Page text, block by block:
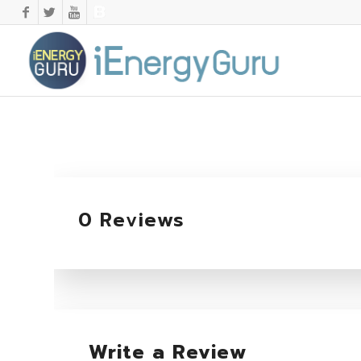
0 Reviews
Write a Review